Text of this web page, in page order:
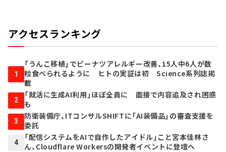
アクセスランキング
1
「うんこ移植」でピーナツアレルギー改善、15人中6人が数
粒食べられるように ヒトの実証は初 Science系列誌掲
載
2
「就活に生成AI利用」ほぼ全員に 面接で内容追及され困惑
も
3
防衛装備庁、ITコンサルSHIFTに「AI装備品」の審査支援を
委託
4
「配信システムをAIで自作したアイドル」こと宮本佳林さ
ん、Cloudflare Workersの開発者イベントに登壇へ